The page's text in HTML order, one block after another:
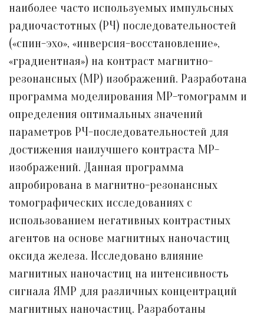
наиболее часто используемых импульсных
радиочастотных (РЧ) последовательностей
(«спин-эхо», «инверсия-восстановление»,
«градиентная») на контраст магнитно-
резонансных (МР) изображений. Разработана
программа моделирования МР-томограмм и
определения оптимальных значений
параметров РЧ-последовательностей для
достижения наилучшего контраста МР-
изображений. Данная программа
апробирована в магнитно-резонансных
томографических исследованиях с
использованием негативных контрастных
агентов на основе магнитных наночастиц
оксида железа. Исследовано влияние
магнитных наночастиц на интенсивность
сигнала ЯМР для различных концентраций
магнитных наночастиц. Разработаны